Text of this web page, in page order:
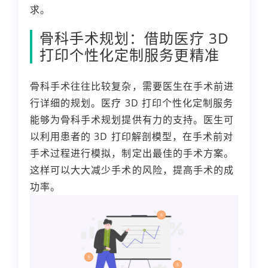
求。
骨科手术规划：借助医疗 3D
打印个性化定制服务更精准
骨科手术往往比较复杂，需要医生在手术前进
行详细的规划。医疗 3D 打印个性化定制服务
能够为骨科手术规划提供有力的支持。医生可
以利用患者的 3D 打印解剖模型，在手术前对
手术过程进行模拟，制定出最佳的手术方案。
这样可以大大减少手术的风险，提高手术的成
功率。